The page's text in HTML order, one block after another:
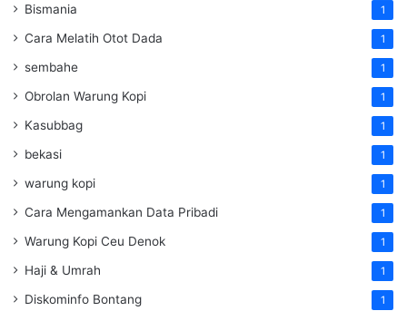
Bismania 1
Cara Melatih Otot Dada 1
sembahe 1
Obrolan Warung Kopi 1
Kasubbag 1
bekasi 1
warung kopi 1
Cara Mengamankan Data Pribadi 1
Warung Kopi Ceu Denok 1
Haji & Umrah 1
Diskominfo Bontang 1